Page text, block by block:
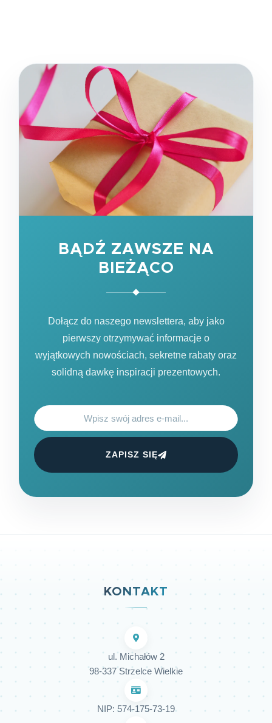
BĄDŹ ZAWSZE NA
BIEŻĄCO
Dołącz do naszego newslettera, aby jako
pierwszy otrzymywać informacje o
wyjątkowych nowościach, sekretne rabaty oraz
solidną dawkę inspiracji prezentowych.
ZAPISZ SIĘ
KONTAKT
ul. Michałów 2
98-337 Strzelce Wielkie
NIP: 574-175-73-19